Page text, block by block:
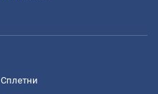
Сплетни